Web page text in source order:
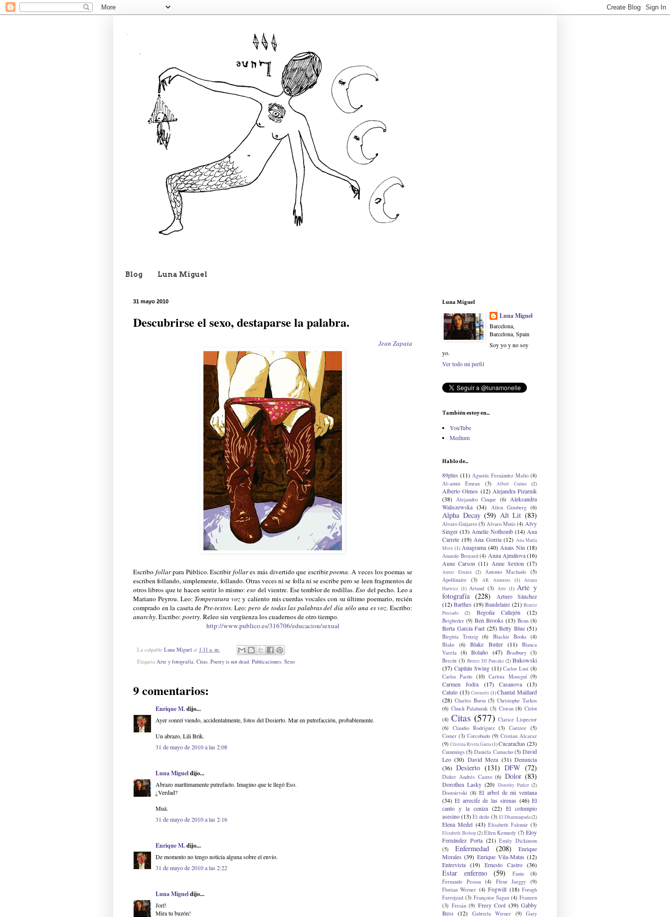
Blog Luna Miguel
31 mayo 2010
Descubrirse el sexo, destaparse la palabra.
Jean Zapata
Escribo follarpara Público. Escribirfollares más divertido que escribirpoema. A veces los poemas se
escriben follando, simplemente, follando. Otras veces ni se folla ni se escribe pero se leen fragmentos de
otros libros que te hacen sentir lo mismo:eso del vientre. Ese temblor de rodillas.Eso del pecho. Leo a
Mariano Peyrou. Leo: Temperatura voz y caliento mis cuerdas vocales con su último poemario, recién
comprado en la caseta dePre-textos. Leo: pero de todas las palabras del día sólo una es voz. Escribo:
anarchy. Escribo: poetry. Releo sin vergüenza los cuadernos de otro tiempo.
http://www.publico.es/316706/educacion/sexual
La culpable Luna Miguel at 1:11 a. m.
Etiqueta Arte y fotografía, Citas, Poetry is not dead, Publicaciones, Sexo
9 comentarios:
Enrique M.dijo...
Ayer sonreí viendo, accidentalmente, fotos del Desierto. Mar en putrefacción, probablemente.
Un abrazo, Lili Brik.
31 de mayo de 2010 a las 2:08
Luna Migueldijo...
Abrazo marítimamente putrefacto. Imagino que te llegó Eso.
¿Verdad?
Muá.
31 de mayo de 2010 a las 2:16
Enrique M.dijo...
De momento no tengo noticia alguna sobre el envio.
31 de mayo de 2010 a las 2:22
Luna Migueldijo...
Jorl!
Mira tu buzón!
Luna Miguel
Luna Miguel
Barcelona,
Barcelona, Spain
Soy yo y no soy
yo.
Ver todo mi perfil
También estoy en...
YouTube
Medium
Hablo de...
89plus (11) Agustín Fernández Mallo (8)
Al-amin Emran
(3) Albert Camus (2)
Alberto Olmos (12) Alejandra Pizarnik
(38)
Alejandro Cinque (6)
Aleksandra
Waliszewska (34) Allen Ginsberg (6)
Alpha Decay (59) Alt Lit (83)
Alvaro Guijarro (5) Alvaro Mutis (4) Alvy
Singer (13) Amelie Nothomb (14) Ana
Carrete (19) Ana Gorria (12) Ana María
Moix (1) Anagrama (40) Anais Nin (18)
Anatole Broyard (4) Anna Ajmátova (16)
Anne Carson (11) Anne Sexton (17)
Annie Ernaux (2) Antonio Machado
(5)
Apollinaire
(3) AR Ammons (1)
Ariana
Harwicz (1) Artaud (3) Arte (1) Arte y
fotografía (228)
Arturo Sánchez
(12) Barthes (19) Baudelaire (21) Beatriz
Preciado
(2) Begoña Callejón (12)
Beigbeder (9) Ben Brooks (13) Benn (8)
Berta García Faet (25) Betty Blue (51)
Birgitta Trotzig (6) Blackie Books (4)
Blake
(6) Blake Butler (11)
Blanca
Varela
(8) Bolaño (47) Bradbury (3)
Brecht (3) Breece DJ Pancake (2) Bukowski
(37) Capitán Swing (11) Carlos Lust (8)
Carlos Pardo (10) Carlota Moseguí (9)
Carmen Jodra (17) Casanova
(13)
Catulo (13) Ceronetti (1) Chantal Maillard
(28) Charles Burns (5) Christophe Tarkos
(6) Chuck Palahniuk (3) Cioran (8) Cirlot
(4) Citas (577) Clarice Lispector
(6)
Claudio Rodríguez (3) Coetzee (5)
Comer (3) Corcobado (9) Cristian Alcaraz
(9) Cristina Rivera Garza(1)Cucarachas (23)
Cummings (5) Daniela Camacho (5) David
Leo (30) David Meza (31) Denuncia
(36) Desierto (131) DFW (72)
Didier Andrés Castro (6) Dolor (83)
Dorothea Lasky (20) Dorothy Parker (2)
Dostoievski (8) El arbol de mi ventana
(34) El arrecife de las sirenas (46) El
canto y la ceniza (22) El columpio
asesino(13) El dedo (3) El Dhammapada(2)
Elena Medel (43) Elisabeth Falomir (3)
Elizabeth Bishop(2) Ellen Kennedy (7) Eloy
Fernández Porta (21) Emily Dickinson
(5)
Enfermedad (208)
Enrique
Morales (39) Enrique Vila-Matas (12)
Entrevista (19) Ernesto Castro (36)
Estar enfermo (59) Fante
(8)
Fernando Pessoa
(4) Fleur Jaeggy
(9)
Florian Werner (4) Fogwill (18) Forugh
Farrojzad (3) Françoise Sagan (4) Franzen
(3) Fresán (9) Fresy Cool (39) Gabby
Bess (12) Gabriela Wiener (9)
Gary